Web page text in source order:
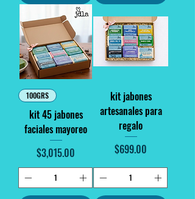
100GRS
kit 45 jabones
faciales mayoreo
Precio
$3,015.00
kit jabones
artesanales para
regalo
Precio
$699.00